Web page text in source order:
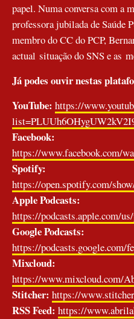
papel. Numa conversa com a
professora jubilada de Saúde
membro do CC do PCP,
actual situação do SNS e as
Já podes ouvir nestas
YouTube: https://
Facebook:
https://www.facebook.com/
Spotify:
https://open.spotify.com/
Apple Podcasts:
https://podcasts.apple.com/
Google Podcasts:
https://
Mixcloud:
https://www.mixcloud.com/
Stitcher: https://
RSS Feed: https://